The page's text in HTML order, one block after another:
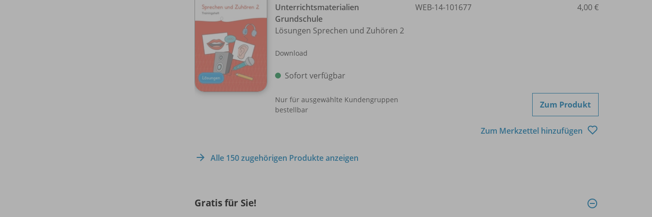
Unterrichtsmaterialien
Grundschule
Lösungen Sprechen und Zuhören 2
Download
Sofort verfügbar
Nur für ausgewählte Kundengruppen
bestellbar
WEB-14-101677 4,00 €
Zum Produkt
Zum Merkzettel hinzufügen
Alle 150 zugehörigen Produkte anzeigen
Gratis für Sie!